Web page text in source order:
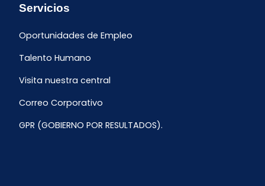
Servicios
Oportunidades de Empleo
Talento Humano
Visita nuestra central
Correo Corporativo
GPR (GOBIERNO POR RESULTADOS).